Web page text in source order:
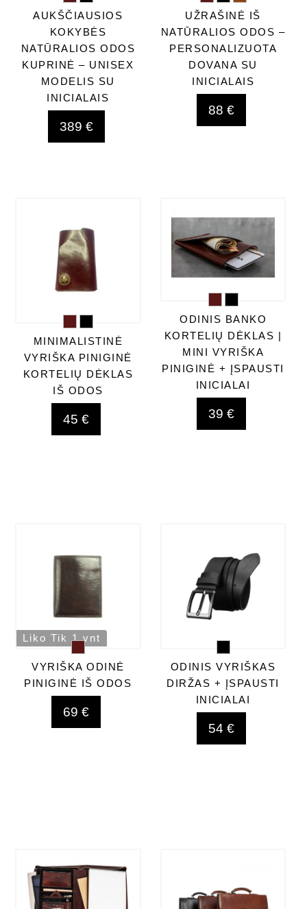
AUKŠČIAUSIOS
KOKYBĖS
NATŪRALIOS ODOS
KUPRINĖ – UNISEX
MODELIS SU
INICIALAIS
389 €
UŽRAŠINĖ IŠ
NATŪRALIOS ODOS –
PERSONALIZUOTA
DOVANA SU
INICIALAIS
88 €
MINIMALISTINĖ
VYRIŠKA PINIGINĖ
KORTELIŲ DĖKLAS
IŠ ODOS
45 €
ODINIS BANKO
KORTELIŲ DĖKLAS |
MINI VYRIŠKA
PINIGINĖ + ĮSPAUSTI
INICIALAI
39 €
Liko Tik 1 vnt
VYRIŠKA ODINĖ
PINIGINĖ IŠ ODOS
69 €
ODINIS VYRIŠKAS
DIRŽAS + ĮSPAUSTI
INICIALAI
54 €